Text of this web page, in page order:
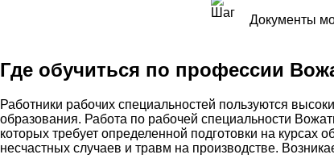
Документы
Где обучиться по профессии
Работники рабочих специальностей пользуются
образования. Работа по рабочей специальности
которых требует определенной подготовки на
несчастных случаев и травм на производстве.